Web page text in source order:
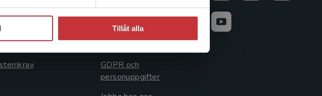
Tillåt alla
31 21 00
och svar
Avtal och rättigheter
Cookies
GDPR och
personuppgifter